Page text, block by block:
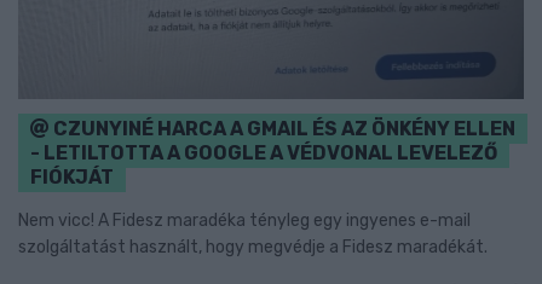
CZUNYINÉ HARCA A GMAIL ÉS AZ ÖNKÉNY ELLEN
- LETILTOTTA A GOOGLE A VÉDVONAL LEVELEZŐ
FIÓKJÁT
Nem vicc! A Fidesz maradéka tényleg egy ingyenes e-mail
szolgáltatást használt, hogy megvédje a Fidesz maradékát.